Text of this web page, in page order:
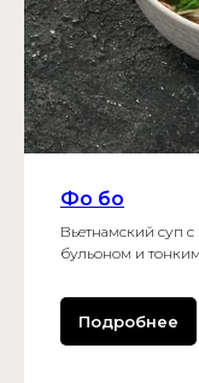
Фо бо
Вьетнамский суп
бульоном и
Подробнее